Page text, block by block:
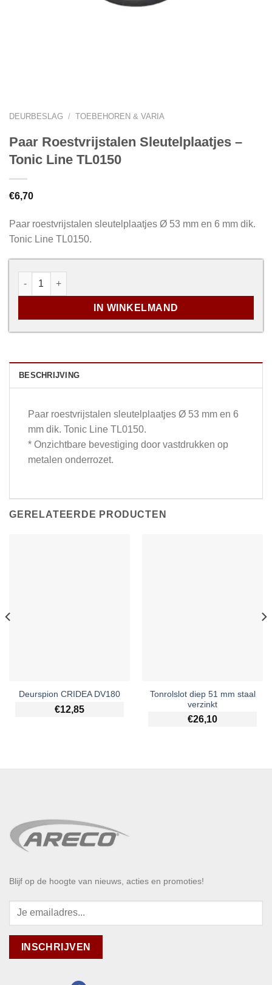
DEURBESLAG / TOEBEHOREN & VARIA
Paar Roestvrijstalen Sleutelplaatjes –
Tonic Line TL0150
€6,70
Paar roestvrijstalen sleutelplaatjes Ø 53 mm en 6 mm dik.
Tonic Line TL0150.
Paar Roestvrijstalen Sleutelplaatjes - Tonic Line
IN WINKELMAND
BESCHRIJVING
Paar roestvrijstalen sleutelplaatjes Ø 53 mm en 6
mm dik. Tonic Line TL0150.
* Onzichtbare bevestiging door vastdrukken op
metalen onderrozet.
GERELATEERDE PRODUCTEN
Deurspion CRIDEA DV180
€12,85
Tonrolslot diep 51 mm staal
verzinkt
€26,10
Blijf op de hoogte van nieuws, acties en promoties!